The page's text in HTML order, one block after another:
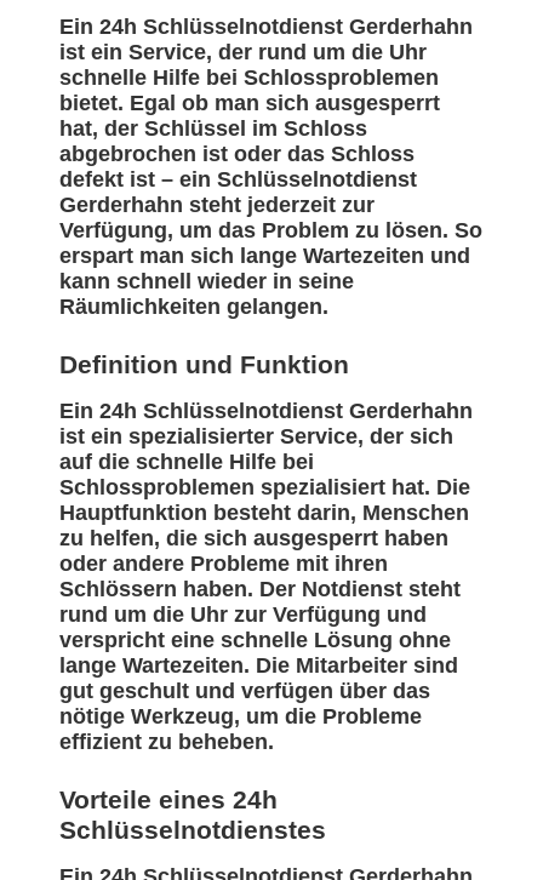
Ein 24h Schlüsselnotdienst Gerderhahn
ist ein Service, der rund um die Uhr
schnelle Hilfe bei Schlossproblemen
bietet. Egal ob man sich ausgesperrt
hat, der Schlüssel im Schloss
abgebrochen ist oder das Schloss
defekt ist – ein Schlüsselnotdienst
Gerderhahn steht jederzeit zur
Verfügung, um das Problem zu lösen. So
erspart man sich lange Wartezeiten und
kann schnell wieder in seine
Räumlichkeiten gelangen.
Definition und Funktion
Ein 24h Schlüsselnotdienst Gerderhahn
ist ein spezialisierter Service, der sich
auf die schnelle Hilfe bei
Schlossproblemen spezialisiert hat. Die
Hauptfunktion besteht darin, Menschen
zu helfen, die sich ausgesperrt haben
oder andere Probleme mit ihren
Schlössern haben. Der Notdienst steht
rund um die Uhr zur Verfügung und
verspricht eine schnelle Lösung ohne
lange Wartezeiten. Die Mitarbeiter sind
gut geschult und verfügen über das
nötige Werkzeug, um die Probleme
effizient zu beheben.
Vorteile eines 24h
Schlüsselnotdienstes